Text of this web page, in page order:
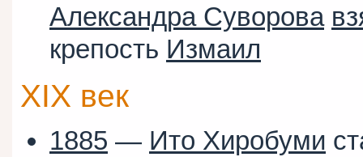
Александра Суворова
крепость Измаил
XIX век
1885 — Ито Хиробуми